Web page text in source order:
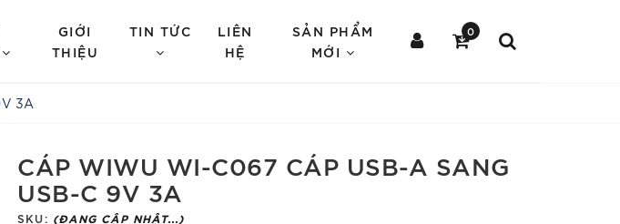
GIỚI
THIỆU
TIN TỨC
LIÊN
HỆ
SẢN PHẨM
MỚI
0
3A
CÁP WIWU WI-C067 CÁP USB-A SANG
USB-C 9V 3A
SKU: (ĐANG CẬP NHẬT...)